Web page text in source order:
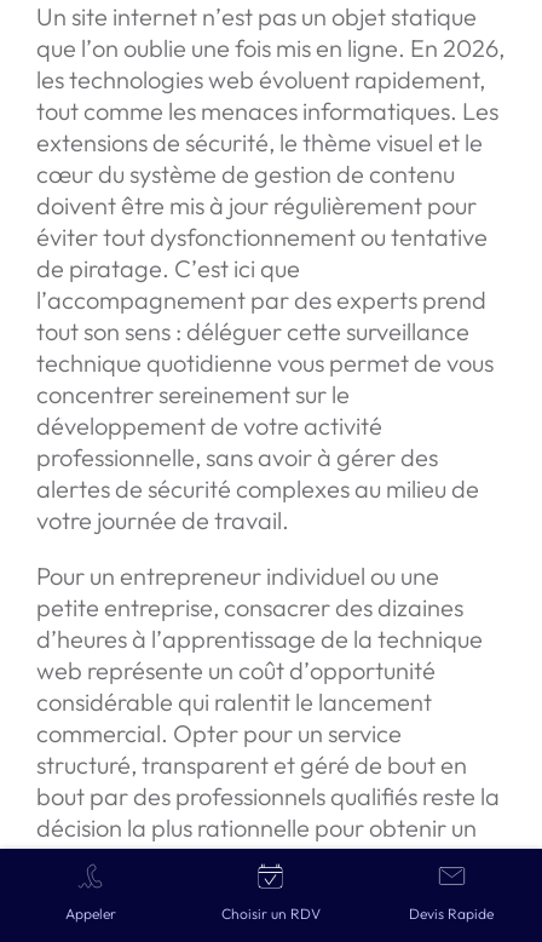
Un site internet n’est pas un objet statique
que l’on oublie une fois mis en ligne. En 2026,
les technologies web évoluent rapidement,
tout comme les menaces informatiques. Les
extensions de sécurité, le thème visuel et le
cœur du système de gestion de contenu
doivent être mis à jour régulièrement pour
éviter tout dysfonctionnement ou tentative
de piratage. C’est ici que
l’accompagnement par des experts prend
tout son sens : déléguer cette surveillance
technique quotidienne vous permet de vous
concentrer sereinement sur le
développement de votre activité
professionnelle, sans avoir à gérer des
alertes de sécurité complexes au milieu de
votre journée de travail.
Pour un entrepreneur individuel ou une
petite entreprise, consacrer des dizaines
d’heures à l’apprentissage de la technique
web représente un coût d’opportunité
considérable qui ralentit le lancement
commercial. Opter pour un service
structuré, transparent et géré de bout en
bout par des professionnels qualifiés reste la
décision la plus rationnelle pour obtenir un
outil de prospection performant dès les
premiers jours d’activité de l’entreprise.
Devis gratuit en 2 min →
Appeler Choisir un RDV Devis Rapide